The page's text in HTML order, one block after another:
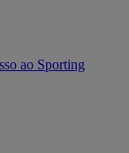
ao Sporting